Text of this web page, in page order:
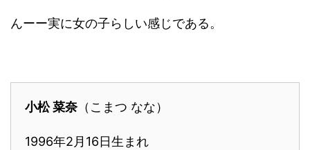
んーー実に女の子らしい感じである。
小松 菜奈（こまつ なな）
1996年2月16日生まれ